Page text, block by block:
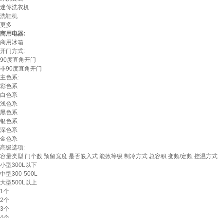
迷你洗衣机
洗鞋机
更多
商用电器:
商用冰箱
开门方式:
90度直角开门
非90度直角开门
主色系:
彩色系
白色系
浅色系
黑色系
银色系
深色系
金色系
高级选项:
容量类型 门个数 预留宽度 是否嵌入式 能效等级 制冷方式 总容积 变频/定频 控温方式
小型300L以下
中型300-500L
大型500L以上
1个
2个
3个